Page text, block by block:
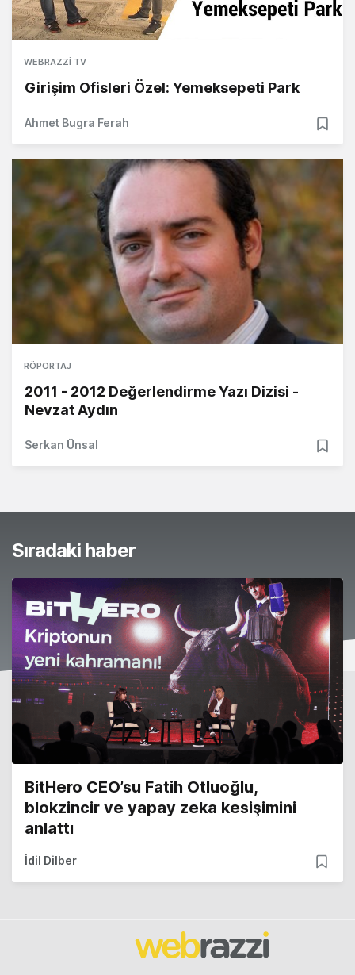
WEBRAZZI TV
Girişim Ofisleri Özel: Yemeksepeti Park
Ahmet Bugra Ferah
RÖPORTAJ
2011 - 2012 Değerlendirme Yazı Dizisi -
Nevzat Aydın
Serkan Ünsal
Sıradaki haber
BitHero CEO’su Fatih Otluoğlu,
blokzincir ve yapay zeka kesişimini
anlattı
İdil Dilber